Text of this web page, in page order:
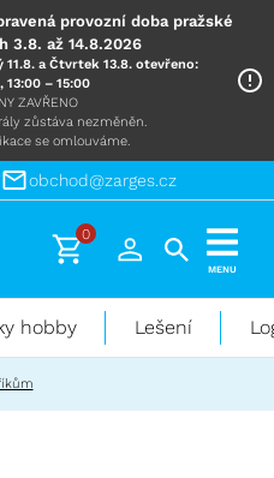
provozní doba pražské
3.8. až 14.8.2026
a Čtvrtek 13.8. otevřeno:
13:00 – 15:00
ZAVŘENO
zůstáva nezměněn.
se omlouváme.
obchod@zarges.cz
0
MENU
hobby Lešení